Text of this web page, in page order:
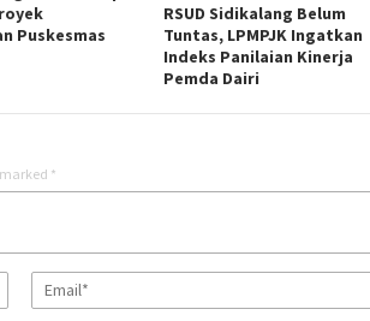
Puskesmas
RSUD Sidikalang Belum
Tuntas, LPMPJK Ingatkan
Indeks Panilaian Kinerja
Pemda Dairi
*